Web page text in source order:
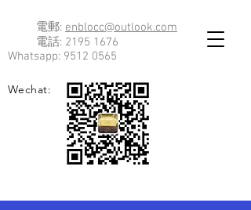
電郵: enblocc@outlook.com
電話: 2195 1676
Whatsapp: 9512 0565
Wechat: